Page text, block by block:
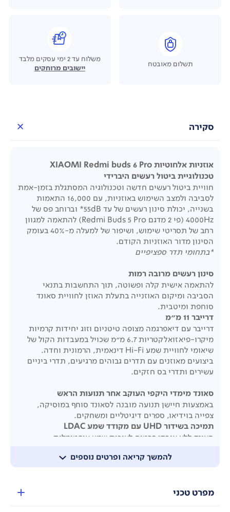
תשלום מאובטח
משלוח עד 2 ימי עסקים מלבד
יישובים מרוחקים
סקירה
להמשך קריאה ופרטים נוספים
אוזניות אלחוטיות XIAOMI Redmi buds 6 Pro
טכנולוגיית ביטול רעשים היברידי
חוויית ביטול רעשים חדשה וטכנולוגיה המסתגלת בזמן-אמת
לסביבה ולמצב השימוש באוזניות, עם 16,000 התאמות
בשנייה, יכולת סינון רעשים של עד 55dB* וברוחב פס של
4000Hz (פי 2 מדגם Redmi Buds 5 Pro) להתאמה למגוון
רחב של תסריטי שימוש, ושיפור של למעלה מ-40% בעומק
הסינון מדור האוזניות הקודם.
*בתחומי תדר ספציפיים
סינון רעשים מרובה רמות
להתאמה אישית קלה ופשוטה, תוך התחשבות בתנאי
הסביבה ומיקום האוזנייה בתעלת האוזן לחוויית סאונד
סוחפת ומיטבית.
דרייבר 11 מ"מ
דרייבר עם דיאפרגמה מצופה טיטניום וזוג יחידות קרמיות
מיקרו-פיאזואלקטריות 6.7 מ"מ שכויל במעבדות הקול של
שיאומי לחוויית שמע Hi-Fi דינאמית, הרמונית וחדה.
ביצועים מאוזנים עם תדרים גבוהים מרגיעים, תדרי ביניים
עשירים ותדרי בס חזקים.
סאונד מימדי היקפי העוקב אחר תנועות הראש
באמצעות חיישן תנועה מובנה לסאונד סוחף במוסיקה,
צפייה בוידיאו, ספרים דיגיטליים ומשחקים.
תמיכה בשידור UHD עם מקודד שמע LDAC
סאונד ללא אובדן פרטים לאיכות שמע אופטימלית.
לצימוד קל ומהיר בהתקני אנדרואיד. חיבור חכם לשני
תמיכה באלגוריתם AI נגד רעשי רוח
מפרט טכני